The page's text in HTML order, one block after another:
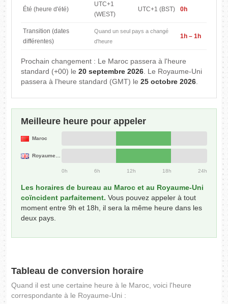
Été (heure d'été)
UTC+1
(WEST)
UTC+1 (BST) 0h
Transition (dates
différentes)
Quand un seul pays a changé
d'heure
1h – 1h
Prochain changement : Le Maroc passera à l'heure
standard (+00) le20 septembre 2026. Le Royaume-Uni
passera à l'heure standard (GMT) le25 octobre 2026.
Meilleure heure pour appeler
Maroc
Royaume-Uni
0h 6h 12h 18h 24h
Les horaires de bureau au Maroc et au Royaume-Uni
coïncident parfaitement. Vous pouvez appeler à tout
moment entre 9h et 18h, il sera la même heure dans les
deux pays.
Tableau de conversion horaire
Quand il est une certaine heure à le Maroc, voici l'heure
correspondante à le Royaume-Uni :